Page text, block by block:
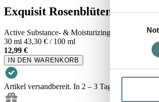
Exquisit Rosenblüten Creme
Active Substance- & Moisturizing Mask
30 ml 43,30 € / 100 ml
12,99 €
IN DEN WARENKORB
Artikel versandbereit. In 2 – 3 Tagen bei dir.